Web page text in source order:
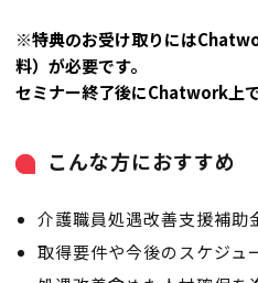
※特典のお受け取りには
料）が必要です。
セミナー終了後にChatwork上
こんな方におすすめ
介護職員処遇改善支援補助
取得要件や今後のスケジュ